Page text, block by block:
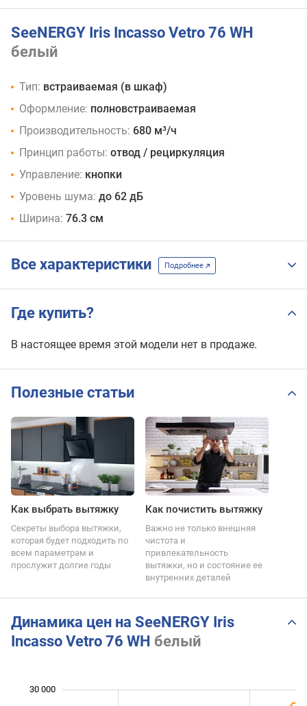
SeeNERGY Iris Incasso Vetro 76 WH
белый
Тип: встраиваемая (в шкаф)
Оформление: полновстраиваемая
Производительность: 680 м³/ч
Принцип работы: отвод / рециркуляция
Управление: кнопки
Уровень шума: до 62 дБ
Ширина: 76.3 см
Все характеристики Подробнее
Где купить?
В настоящее время этой модели нет в продаже.
Полезные статьи
Как выбрать вытяжку
Секреты выбора вытяжки,
которая будет подходить по
всем параметрам и
прослужит долгие годы
Как почистить вытяжку
Важно не только внешняя
чистота и
привлекательность
вытяжки, но и состояние ее
внутренних деталей
Динамика цен на SeeNERGY Iris
Incasso Vetro 76 WH белый
30 000